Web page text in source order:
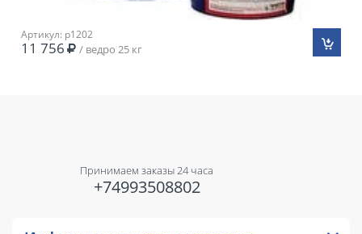
Артикул: p1202
11 756 / ведро 25 кг
Принимаем заказы 24 часа
+74993508802